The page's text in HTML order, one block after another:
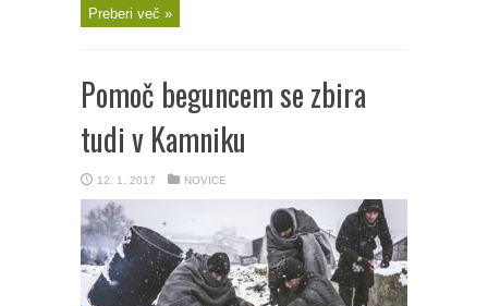
Preberi več »
Pomoč beguncem se zbira
tudi v Kamniku
12. 1. 2017 NOVICE